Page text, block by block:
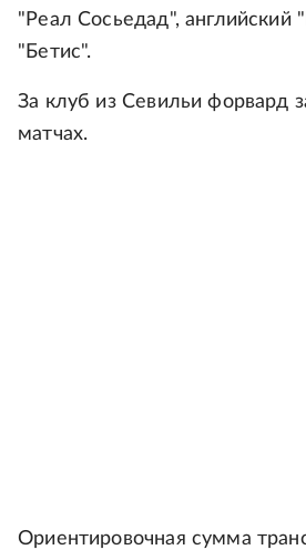
"Реал Сосьедад", английский
"Бетис".
За клуб из Севильи форвард
матчах.
Ориентировочная сумма